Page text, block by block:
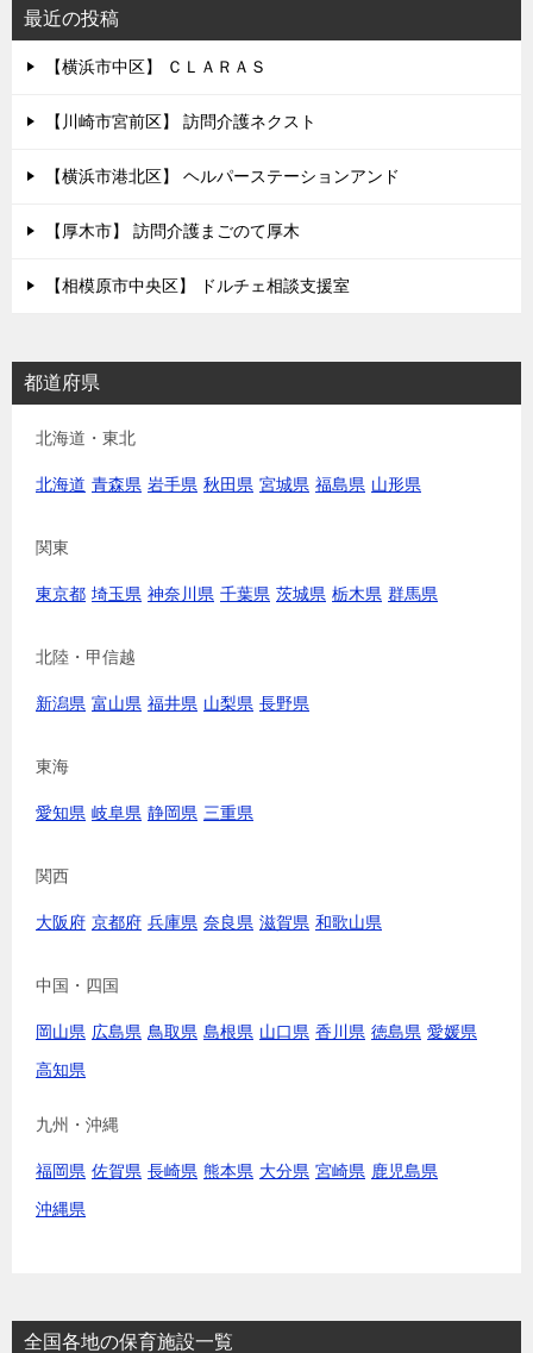
シ
ョ
最近の投稿
【横浜市中区】 ＣＬＡＲＡＳ
【川崎市宮前区】 訪問介護ネクスト
【横浜市港北区】 ヘルパーステーションアンド
【厚木市】 訪問介護まごのて厚木
【相模原市中央区】 ドルチェ相談支援室
都道府県
北海道・東北
北海道 青森県 岩手県 秋田県 宮城県 福島県 山形県
関東
東京都 埼玉県 神奈川県 千葉県 茨城県 栃木県 群馬県
北陸・甲信越
新潟県 富山県 福井県 山梨県 長野県
東海
愛知県 岐阜県 静岡県 三重県
関西
大阪府 京都府 兵庫県 奈良県 滋賀県 和歌山県
中国・四国
岡山県 広島県 鳥取県 島根県 山口県 香川県 徳島県 愛媛県
高知県
九州・沖縄
福岡県 佐賀県 長崎県 熊本県 大分県 宮崎県 鹿児島県
沖縄県
全国各地の保育施設一覧